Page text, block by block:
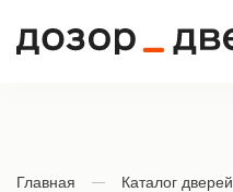
Дозор Двери
Главная Каталог дверей